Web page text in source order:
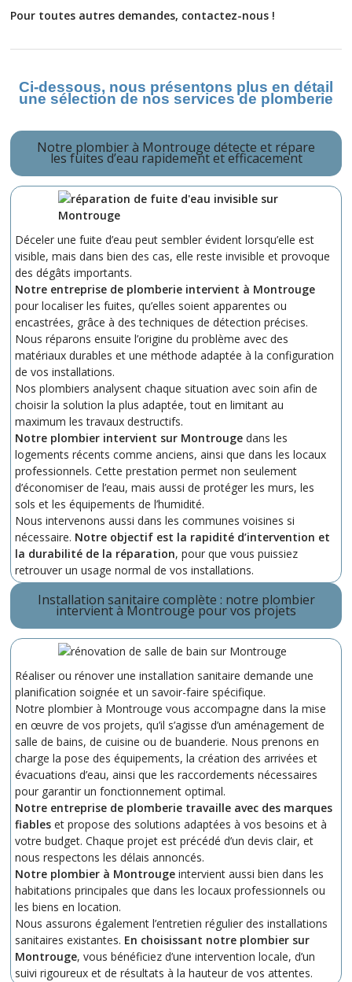
Pour toutes autres demandes, contactez-nous !
Ci-dessous, nous présentons plus en détail
une sélection de nos services de plomberie
Notre plombier à Montrouge détecte et répare
les fuites d’eau rapidement et efficacement
Déceler une fuite d’eau peut sembler évident lorsqu’elle est
visible, mais dans bien des cas, elle reste invisible et provoque
des dégâts importants.
Notre entreprise de plomberie intervient à Montrouge
pour localiser les fuites, qu’elles soient apparentes ou
encastrées, grâce à des techniques de détection précises.
Nous réparons ensuite l’origine du problème avec des
matériaux durables et une méthode adaptée à la configuration
de vos installations.
Nos plombiers analysent chaque situation avec soin afin de
choisir la solution la plus adaptée, tout en limitant au
maximum les travaux destructifs.
Notre plombier intervient sur Montrouge dans les
logements récents comme anciens, ainsi que dans les locaux
professionnels. Cette prestation permet non seulement
d’économiser de l’eau, mais aussi de protéger les murs, les
sols et les équipements de l’humidité.
Nous intervenons aussi dans les communes voisines si
nécessaire. Notre objectif est la rapidité d’intervention et
la durabilité de la réparation, pour que vous puissiez
retrouver un usage normal de vos installations.
Installation sanitaire complète : notre plombier
intervient à Montrouge pour vos projets
Réaliser ou rénover une installation sanitaire demande une
planification soignée et un savoir-faire spécifique.
Notre plombier à Montrouge vous accompagne dans la mise
en œuvre de vos projets, qu’il s’agisse d’un aménagement de
salle de bains, de cuisine ou de buanderie. Nous prenons en
charge la pose des équipements, la création des arrivées et
évacuations d’eau, ainsi que les raccordements nécessaires
pour garantir un fonctionnement optimal.
Notre entreprise de plomberie travaille avec des marques
fiables et propose des solutions adaptées à vos besoins et à
votre budget. Chaque projet est précédé d’un devis clair, et
nous respectons les délais annoncés.
Notre plombier à Montrouge intervient aussi bien dans les
habitations principales que dans les locaux professionnels ou
les biens en location.
Nous assurons également l’entretien régulier des installations
sanitaires existantes. En choisissant notre plombier sur
Montrouge, vous bénéficiez d’une intervention locale, d’un
suivi rigoureux et de résultats à la hauteur de vos attentes.